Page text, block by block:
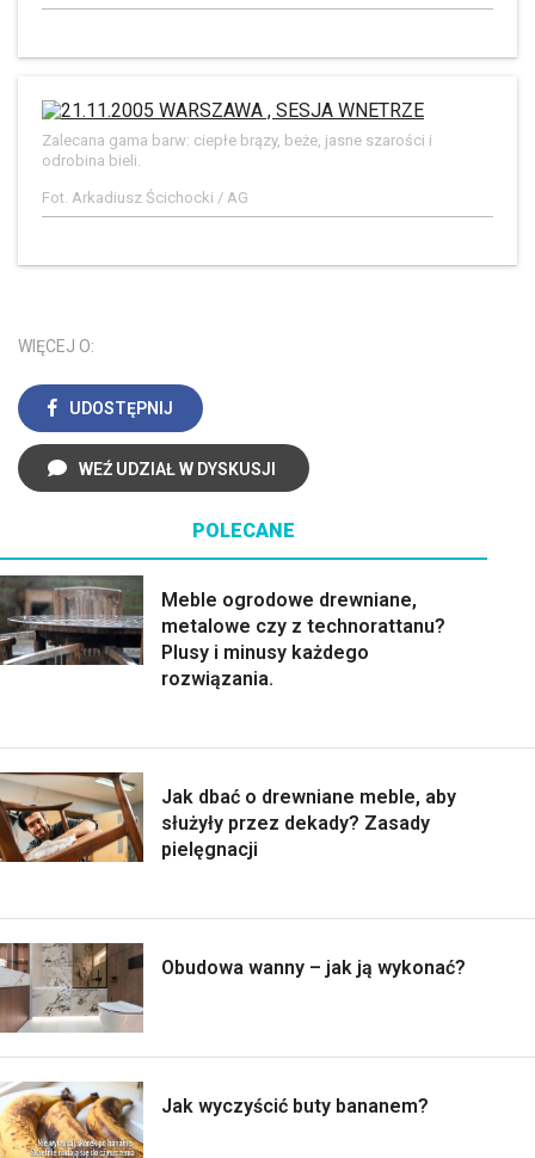
Zalecana gama barw: ciepłe brązy, beże, jasne szarości i
odrobina bieli.
Fot. Arkadiusz Ścichocki / AG
WIĘCEJ O:
UDOSTĘPNIJ
WEŹ UDZIAŁ W DYSKUSJI
POLECANE
Meble ogrodowe drewniane,
metalowe czy z technorattanu?
Plusy i minusy każdego
rozwiązania.
Jak dbać o drewniane meble, aby
służyły przez dekady? Zasady
pielęgnacji
Obudowa wanny – jak ją wykonać?
Jak wyczyścić buty bananem?